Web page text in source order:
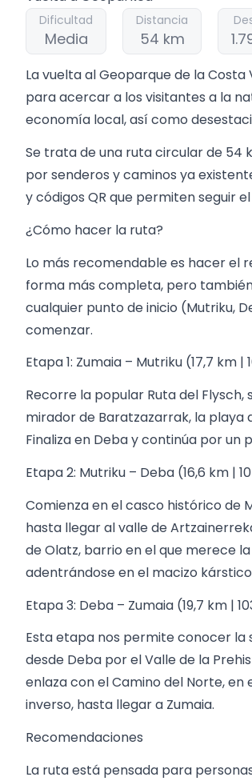
Dificultad
Media
Distancia
54 km
La vuelta al Geoparque de la
para acercar a los visitantes a la
economía local, así como
Se trata de una ruta circular de 54
por senderos y caminos ya
y códigos QR que permiten seguir
¿Cómo hacer la ruta?
Lo más recomendable es hacer el
forma más completa, pero
cualquier punto de inicio (Mutriku,
comenzar.
Etapa 1: Zumaia – Mutriku (17,7 km |
Recorre la popular Ruta del Flysch,
mirador de Baratzazarrak, la playa
Finaliza en Deba y continúa por
Etapa 2: Mutriku – Deba (16,6 km |
Comienza en el casco histórico de
hasta llegar al valle de
de Olatz, barrio en el que merece
adentrándose en el macizo
Etapa 3: Deba – Zumaia (19,7 km |
Esta etapa nos permite conocer
desde Deba por el Valle de la
enlaza con el Camino del Norte,
inverso, hasta llegar a Zumaia.
Recomendaciones
La ruta está pensada para